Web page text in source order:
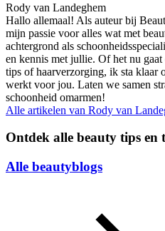
Rody van Landeghem
Hallo allemaal! Als auteur bij
mijn passie voor alles wat met
achtergrond als
en kennis met jullie. Of het nu
tips of haarverzorging, ik sta klaar
werkt voor jou. Laten we samen
schoonheid omarmen!
Alle artikelen van Rody van
Ontdek alle beauty tips en
Alle beautyblogs